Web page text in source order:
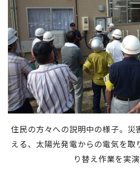
住民の方々への説明中の様子。災
える、太陽光発電からの電気を取
り替え作業を実